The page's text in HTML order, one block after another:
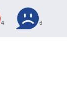
4 6